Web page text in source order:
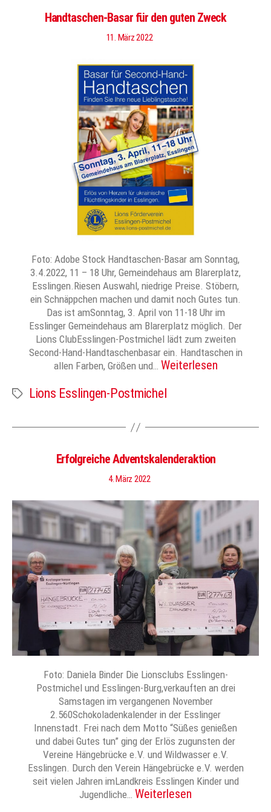
Handtaschen-Basar für den guten Zweck
11. März 2022
Foto: Adobe Stock Handtaschen-Basar am Sonntag,
3.4.2022, 11 – 18 Uhr, Gemeindehaus am Blarerplatz,
Esslingen.Riesen Auswahl, niedrige Preise. Stöbern,
ein Schnäppchen machen und damit noch Gutes tun.
Das ist amSonntag, 3. April von 11-18 Uhr im
Esslinger Gemeindehaus am Blarerplatz möglich. Der
Lions ClubEsslingen-Postmichel lädt zum zweiten
Second-Hand-Handtaschenbasar ein. Handtaschen in
allen Farben, Größen und… Weiterlesen
Schlagwörter
Lions Esslingen-Postmichel
Erfolgreiche Adventskalenderaktion
4. März 2022
Foto: Daniela Binder Die Lionsclubs Esslingen-
Postmichel und Esslingen-Burg,verkauften an drei
Samstagen im vergangenen November
2.560Schokoladenkalender in der Esslinger
Innenstadt. Frei nach dem Motto “Süßes genießen
und dabei Gutes tun” ging der Erlös zugunsten der
Vereine Hängebrücke e.V. und Wildwasser e.V.
Esslingen. Durch den Verein Hängebrücke e.V. werden
seit vielen Jahren imLandkreis Esslingen Kinder und
Jugendliche… Weiterlesen